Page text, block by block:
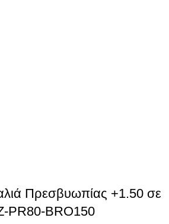
Πρεσβυωπίας +1.50 σε
PR80-BRO150